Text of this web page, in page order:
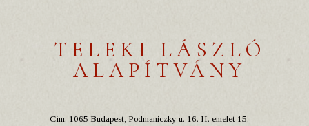
TELEKI LÁSZLÓ
ALAPÍTVÁNY
Cím: 1065 Budapest, Podmaniczky u. 16. II. emelet 15.